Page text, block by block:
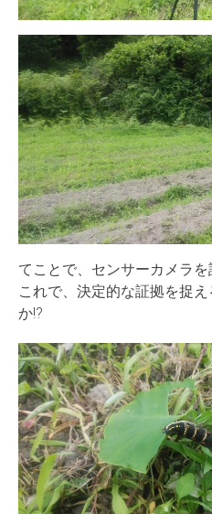
てことで、センサーカメラを
これで、決定的な証拠を捉
か!?